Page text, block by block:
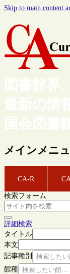
Skip to main content
図書館界
最新の情
国会図書
メインメニ
CA-R
検索フォーム
詳細検索
タイトル
本文
記事種別
検索した
館種 検索したい館種